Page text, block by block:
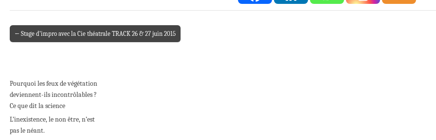
Post navigation
← Stage d’impro avec la Cie théatrale TRACK 26 & 27 juin 2015
Pourquoi les feux de végétation
deviennent-ils incontrôlables ?
Ce que dit la science
L’inexistence, le non être, n’est
pas le néant.